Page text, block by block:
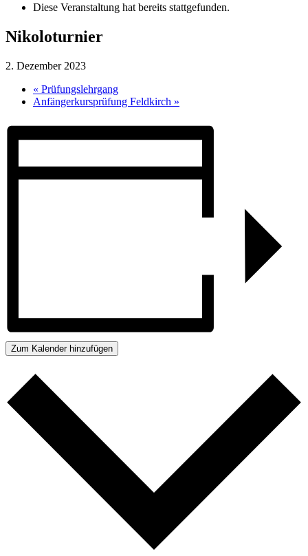
Diese Veranstaltung hat bereits stattgefunden.
Nikoloturnier
2. Dezember 2023
« Prüfungslehrgang
Anfängerkursprüfung Feldkirch »
Zum Kalender hinzufügen